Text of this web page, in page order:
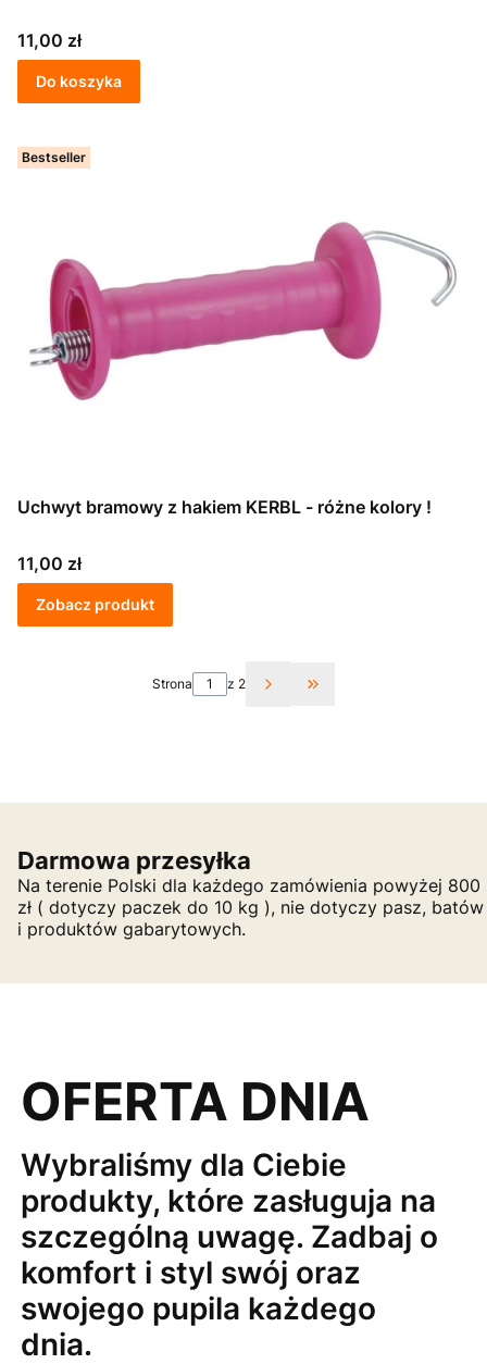
Cena
11,00 zł
Do koszyka
Bestseller
Uchwyt bramowy z hakiem KERBL - różne kolory !
Cena
11,00 zł
Zobacz produkt
Strona z 2 Przejdź do ostatniej
Darmowa przesyłka
Na terenie Polski dla każdego zamówienia powyżej 800
zł ( dotyczy paczek do 10 kg ), nie dotyczy pasz, batów
i produktów gabarytowych.
OFERTA DNIA
Wybraliśmy dla Ciebie
produkty, które zasługuja na
szczególną uwagę. Zadbaj o
komfort i styl swój oraz
swojego pupila każdego
dnia.